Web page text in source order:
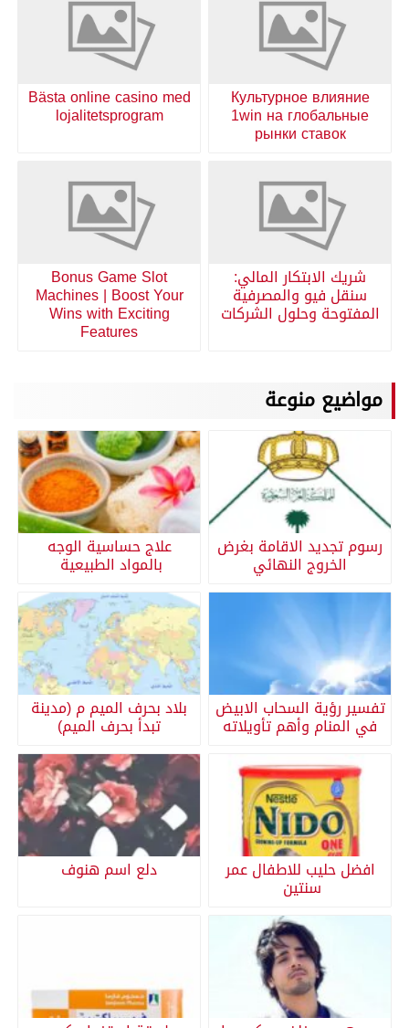
Культурное влияние
1win на глобальные
рынки ставок
Bästa online casino med
lojalitetsprogram
شريك الابتكار المالي:
سنقل فيو والمصرفية
المفتوحة وحلول الشركات
Bonus Game Slot
Machines | Boost Your
Wins with Exciting
Features
مواضيع منوعة
رسوم تجديد الاقامة بغرض
الخروج النهائي
علاج حساسية الوجه
بالمواد الطبيعية
تفسير رؤية السحاب الابيض
في المنام وأهم تأويلاته
بلاد بحرف الميم م (مدينة
تبدأ بحرف الميم)
افضل حليب للاطفال عمر
سنتين
دلع اسم هنوف